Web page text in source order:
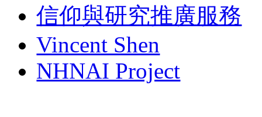
信仰與研究推廣服務
Vincent Shen
NHNAI Project